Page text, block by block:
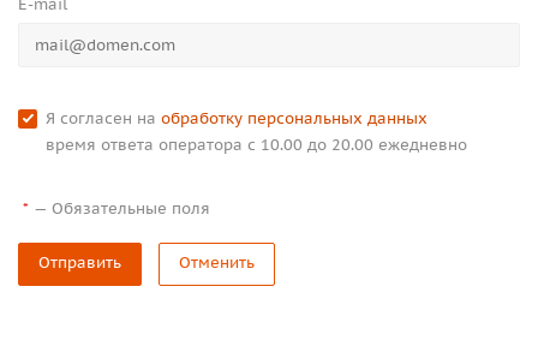
E-mail
Я согласен на обработку персональных данных
время ответа оператора с 10.00 до 20.00 ежедневно
* — Обязательные поля
Отправить Отменить